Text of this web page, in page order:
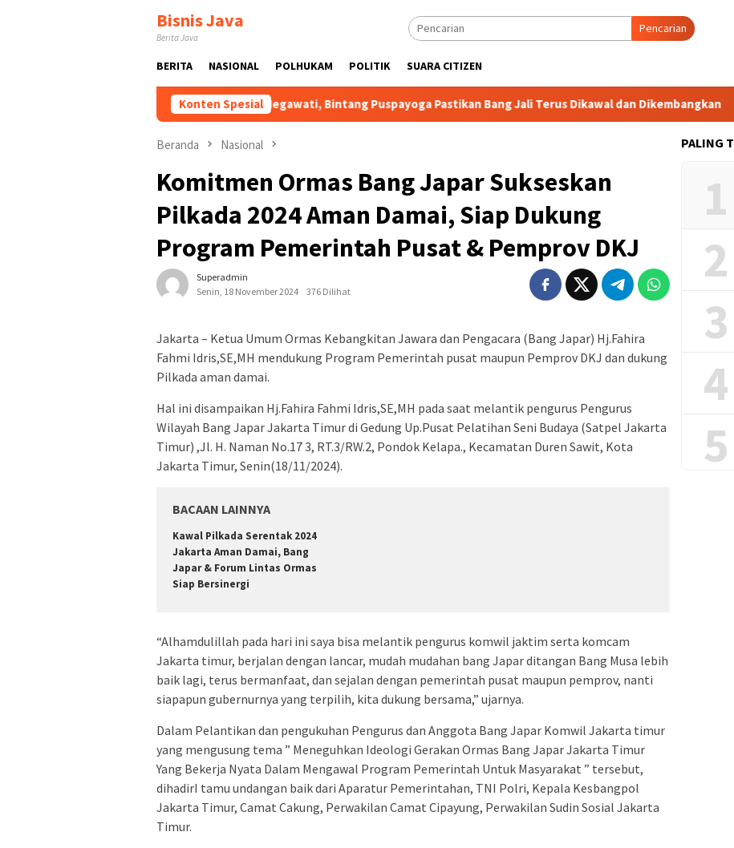
Bisnis Java
Berita Java
Pencarian
BERITA NASIONAL POLHUKAM POLITIK SUARA CITIZEN
Konten Spesial
Atas Arahan Megawati, Bintang Puspayoga Pastikan Bang Jali Terus Dikawal dan Dikembangkan
Beranda Nasional
Komitmen Ormas Bang Japar Sukseskan
Pilkada 2024 Aman Damai, Siap Dukung
Program Pemerintah Pusat & Pemprov DKJ
Superadmin
Senin, 18 November 2024
376 Dilihat
Jakarta – Ketua Umum Ormas Kebangkitan Jawara dan Pengacara (Bang Japar) Hj.Fahira
Fahmi Idris,SE,MH mendukung Program Pemerintah pusat maupun Pemprov DKJ dan dukung
Pilkada aman damai.
Hal ini disampaikan Hj.Fahira Fahmi Idris,SE,MH pada saat melantik pengurus Pengurus
Wilayah Bang Japar Jakarta Timur di Gedung Up.Pusat Pelatihan Seni Budaya (Satpel Jakarta
Timur) ,Jl. H. Naman No.17 3, RT.3/RW.2, Pondok Kelapa., Kecamatan Duren Sawit, Kota
Jakarta Timur, Senin(18/11/2024).
BACAAN LAINNYA
Kawal Pilkada Serentak 2024
Jakarta Aman Damai, Bang
Japar & Forum Lintas Ormas
Siap Bersinergi
“Alhamdulillah pada hari ini saya bisa melantik pengurus komwil jaktim serta komcam
Jakarta timur, berjalan dengan lancar, mudah mudahan bang Japar ditangan Bang Musa lebih
baik lagi, terus bermanfaat, dan sejalan dengan pemerintah pusat maupun pemprov, nanti
siapapun gubernurnya yang terpilih, kita dukung bersama,” ujarnya.
Dalam Pelantikan dan pengukuhan Pengurus dan Anggota Bang Japar Komwil Jakarta timur
yang mengusung tema ” Meneguhkan Ideologi Gerakan Ormas Bang Japar Jakarta Timur
Yang Bekerja Nyata Dalam Mengawal Program Pemerintah Untuk Masyarakat ” tersebut,
dihadirI tamu undangan baik dari Aparatur Pemerintahan, TNI Polri, Kepala Kesbangpol
Jakarta Timur, Camat Cakung, Perwakilan Camat Cipayung, Perwakilan Sudin Sosial Jakarta
Timur.
PALING
1
2
3
4
5